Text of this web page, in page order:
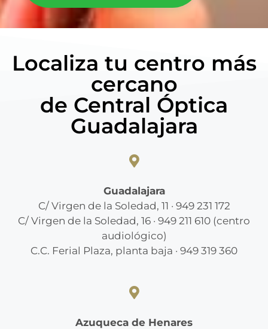
Localiza tu centro más
cercano
de Central Óptica
Guadalajara
Guadalajara
C/ Virgen de la Soledad, 11 · 949 231 172
C/ Virgen de la Soledad, 16 · 949 211 610 (centro
audiológico)
C.C. Ferial Plaza, planta baja · 949 319 360
Azuqueca de Henares